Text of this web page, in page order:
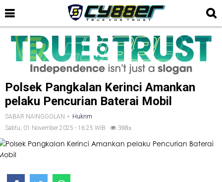
Polsek Pangkalan Kerinci Amankan
pelaku Pencurian Baterai Mobil
SABAR NAINGGOLAN - Hukrim
Sabtu, 01 November 2025 - 16:25 WIB
398x